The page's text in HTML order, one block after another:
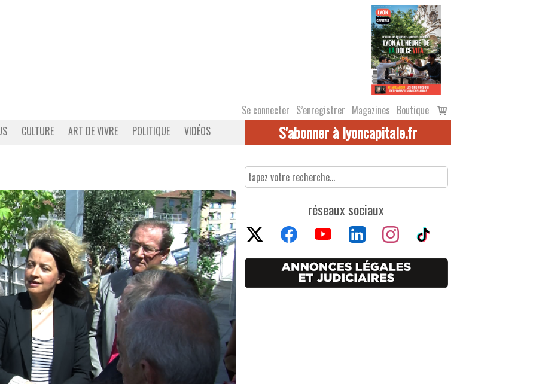
Se connecter S’enregistrer Magazines Boutique
Voir
le
CULTURE ART DE VIVRE POLITIQUE VIDÉOS S'abonner à lyoncapitale.fr
réseaux sociaux